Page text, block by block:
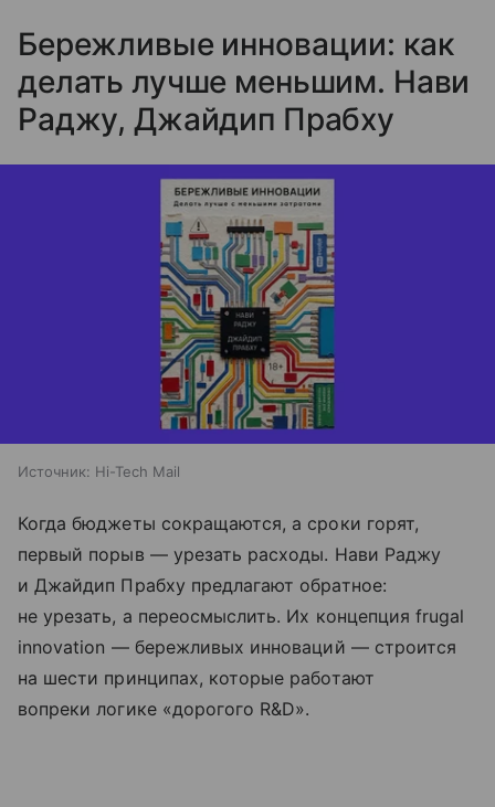
Бережливые инновации: как
делать лучше меньшим. Нави
Раджу, Джайдип Прабху
Источник: Hi-Tech Mail
Когда бюджеты сокращаются, а сроки горят,
первый порыв — урезать расходы. Нави Раджу
и Джайдип Прабху предлагают обратное:
не урезать, а переосмыслить. Их концепция frugal
innovation — бережливых инноваций — строится
на шести принципах, которые работают
вопреки логике «дорогого R&D».